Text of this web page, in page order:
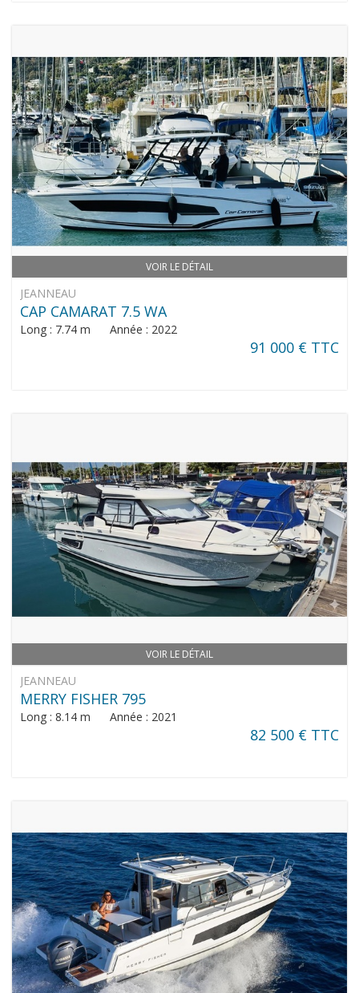
VOIR LE DÉTAIL
JEANNEAU
CAP CAMARAT 7.5 WA
Long : 7.74 m Année : 2022
91 000 € TTC
VOIR LE DÉTAIL
JEANNEAU
MERRY FISHER 795
Long : 8.14 m Année : 2021
82 500 € TTC